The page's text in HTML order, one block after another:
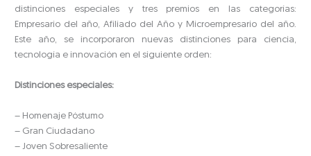
distinciones especiales y tres premios en las categorías:
Empresario del año, Afiliado del Año y Microempresario del año.
Este año, se incorporaron nuevas distinciones para ciencia,
tecnología e innovación en el siguiente orden:
Distinciones especiales:
– Homenaje Póstumo
– Gran Ciudadano
– Joven Sobresaliente